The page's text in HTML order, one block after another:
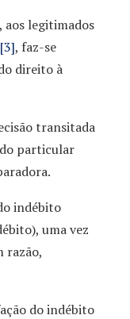
, aos legitimados
[3], faz-se
direito à
transitada
particular
indébito
uma vez
razão,
do indébito